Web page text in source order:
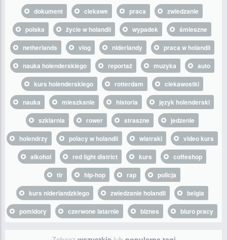
dokument
ciekawe praca
zwiedzanie
polska
życie w holandii wypadek
śmieszne
netherlands
vlog niderlandy
praca w holandii
nauka holenderskiego
reportaż muzyka
auto
kurs holenderskiego
rotterdam
ciekawostki
nauka
mieszkanie historia
język holenderski
szklarnia
rower straszne
jedzenie
holendrzy
polacy w holandii wiatraki
video kurs
alkohol
red light district kurs
coffeshop
tir
hip-hop rap
policja
kurs niderlandzkiego
zwiedzanie holandii
belgia
pomidory
czerwone latarnie biznes biuro pracy